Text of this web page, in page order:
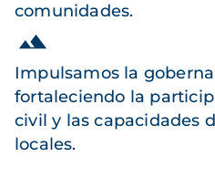
comunidades.
Impulsamos la
fortaleciendo la
civil y las capacidades
locales.